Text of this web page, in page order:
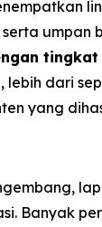
tingkat
dari
yang
Banyak